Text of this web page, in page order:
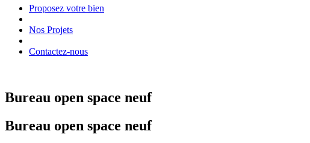
Proposez votre bien
Nos Projets
Contactez-nous
Bureau open space neuf
Bureau open space neuf